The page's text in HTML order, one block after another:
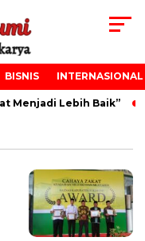
BISNIS INTERNASIONAL
Menjadi Lebih Baik”